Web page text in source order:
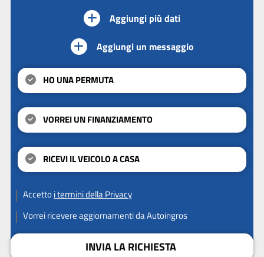
Aggiungi più dati
Aggiungi un messaggio
HO UNA PERMUTA
VORREI UN FINANZIAMENTO
RICEVI IL VEICOLO A CASA
Accettoi termini della Privacy
Vorrei ricevere aggiornamenti da Autoingros
INVIA LA RICHIESTA